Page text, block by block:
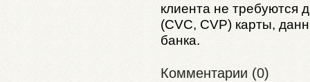
клиента не требуются
(CVC, CVP) карты,
банка.
Комментарии (0)